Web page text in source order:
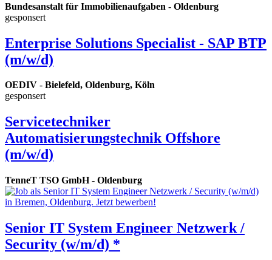
Bundesanstalt für Immobilienaufgaben - Oldenburg
gesponsert
Enterprise Solutions Specialist - SAP BTP
(m/w/d)
OEDIV - Bielefeld, Oldenburg, Köln
gesponsert
Servicetechniker
Automatisierungstechnik Offshore
(m/w/d)
TenneT TSO GmbH- Oldenburg
Senior IT System Engineer Netzwerk /
Security (w/m/d) *